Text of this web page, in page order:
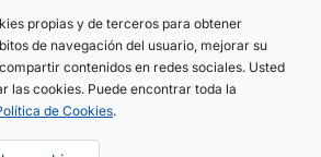
propias y de terceros para obtener
de navegación del usuario, mejorar su
contenidos en redes sociales. Usted
las cookies. Puede encontrar toda la
de Cookies.
(+34) 744 408 070
info@motoreto.com